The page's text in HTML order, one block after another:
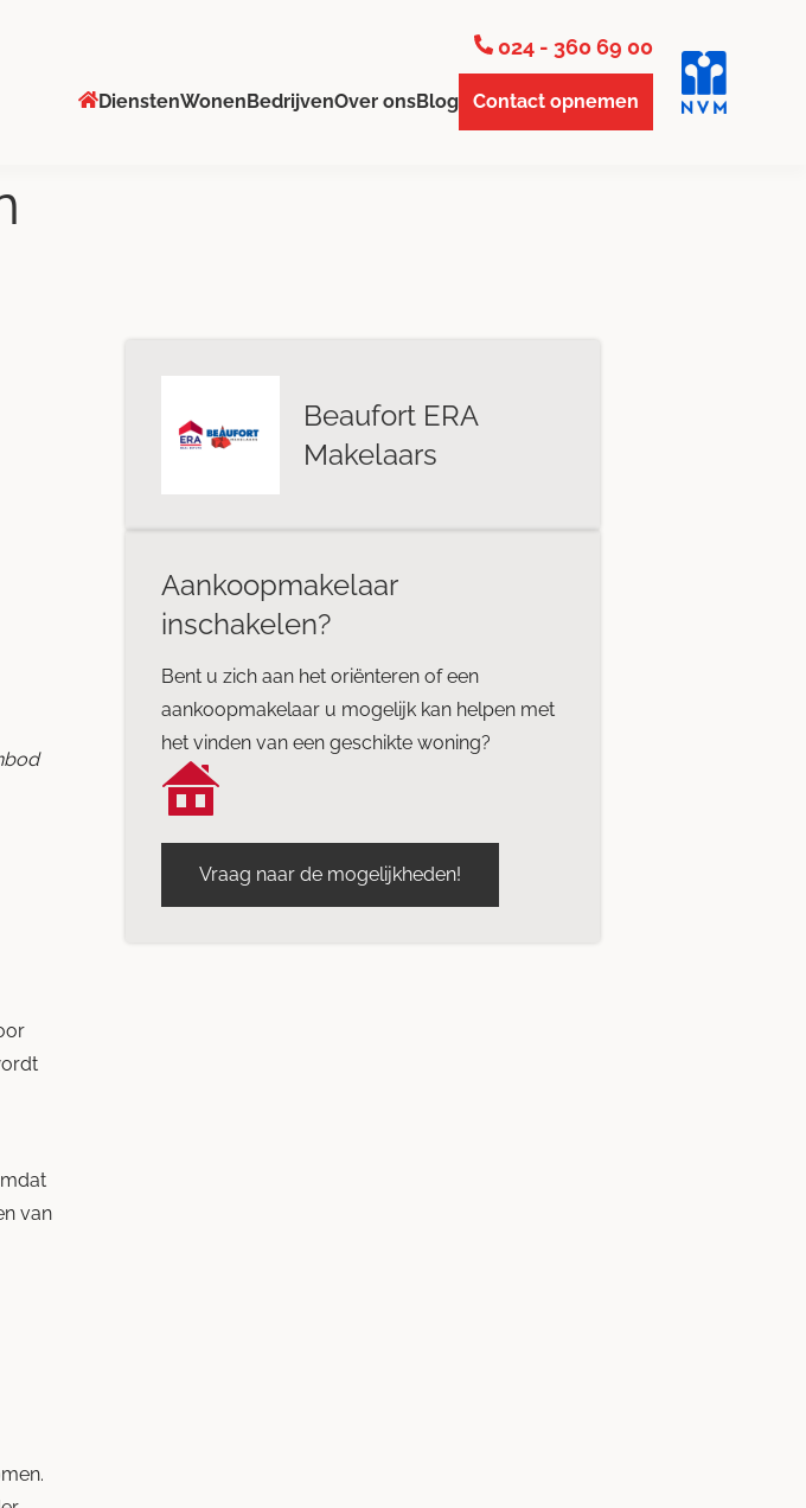
024 - 360 69 00
DienstenWonenBedrijvenOver onsBlog Contact opnemen
van
Beaufort ERA
Makelaars
Aankoopmakelaar
inschakelen?
Bent u zich aan het oriënteren of een
aankoopmakelaar u mogelijk kan helpen met
het vinden van een geschikte woning?
Vraag naar de mogelijkheden!